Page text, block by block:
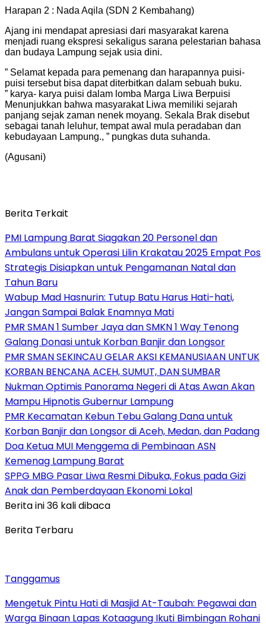
Harapan 2 : Nada Aqila (SDN 2 Kembahang)
Ajang ini mendapat apresiasi dari masyarakat karena
menjadi ruang ekspresi sekaligus sarana pelestarian bahasa
dan budaya Lampung sejak usia dini.
” Selamat kepada para pemenang dan harapannya puisi-
puisi tersebut bisa dapat diterbitkan dalam sebuah buku.
” karya- karya puisi dalam lomba Marga Liwa Berpuisi
Menunjukkan bahwa masyarakat Liwa memiliki sejarah
panjang sejak zaman nenek moyang. Sekala Brak disebut
sebagai tanah leluhur, tempat awal mula peradaban dan
kebudayaan Lampung., ” pungkas duta suhanda.
(Agusani)
Berita Terkait
PMI Lampung Barat Siagakan 20 Personel dan
Ambulans untuk Operasi Lilin Krakatau 2025 Empat Pos
Strategis Disiapkan untuk Pengamanan Natal dan
Tahun Baru
Wabup Mad Hasnurin: Tutup Batu Harus Hati-hati,
Jangan Sampai Balak Enamnya Mati
PMR SMAN 1 Sumber Jaya dan SMKN 1 Way Tenong
Galang Donasi untuk Korban Banjir dan Longsor
PMR SMAN SEKINCAU GELAR AKSI KEMANUSIAAN UNTUK
KORBAN BENCANA ACEH, SUMUT, DAN SUMBAR
Nukman Optimis Panorama Negeri di Atas Awan Akan
Mampu Hipnotis Gubernur Lampung
PMR Kecamatan Kebun Tebu Galang Dana untuk
Korban Banjir dan Longsor di Aceh, Medan, dan Padang
Doa Ketua MUI Menggema di Pembinaan ASN
Kemenag Lampung Barat
SPPG MBG Pasar Liwa Resmi Dibuka, Fokus pada Gizi
Anak dan Pemberdayaan Ekonomi Lokal
Berita ini 36 kali dibaca
Berita Terbaru
Tanggamus
Mengetuk Pintu Hati di Masjid At-Taubah: Pegawai dan
Warga Binaan Lapas Kotaagung Ikuti Bimbingan Rohani